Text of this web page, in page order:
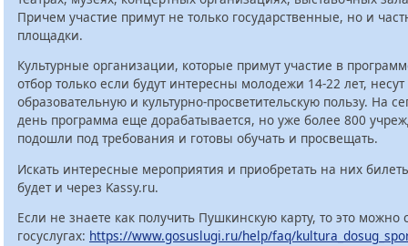
Причем участие примут не только государственные, но и
площадки.
Культурные организации, которые примут участие в
отбор только если будут интересны молодежи 14-22 лет,
образовательную и культурно-просветительскую пользу. На
день программа еще дорабатывается, но уже более 800
подошли под требования и готовы обучать и просвещать.
Искать интересные мероприятия и приобретать на них
будет и через Kassy.ru.
Если не знаете как получить Пушкинскую карту, то это можно
госуслугах: https://www.gosuslugi.ru/help/faq/